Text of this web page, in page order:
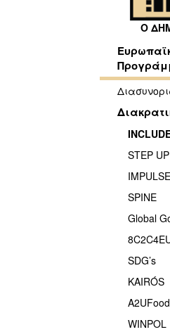
Ο
STEP UP
IMPULSE
SPINE
Global
SDG’s
KAIRÓS
Α2UFood
WINPOL